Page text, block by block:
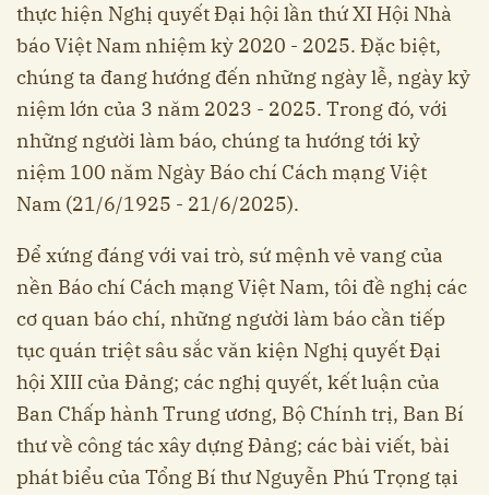
thực hiện Nghị quyết Đại hội lần thứ XI Hội Nhà
báo Việt Nam nhiệm kỳ 2020 - 2025. Đặc biệt,
chúng ta đang hướng đến những ngày lễ, ngày kỷ
niệm lớn của 3 năm 2023 - 2025. Trong đó, với
những người làm báo, chúng ta hướng tới kỷ
niệm 100 năm Ngày Báo chí Cách mạng Việt
Nam (21/6/1925 - 21/6/2025).
Để xứng đáng với vai trò, sứ mệnh vẻ vang của
nền Báo chí Cách mạng Việt Nam, tôi đề nghị các
cơ quan báo chí, những người làm báo cần tiếp
tục quán triệt sâu sắc văn kiện Nghị quyết Đại
hội XIII của Đảng; các nghị quyết, kết luận của
Ban Chấp hành Trung ương, Bộ Chính trị, Ban Bí
thư về công tác xây dựng Đảng; các bài viết, bài
phát biểu của Tổng Bí thư Nguyễn Phú Trọng tại